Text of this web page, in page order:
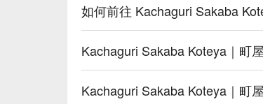
如何前往 Kachaguri Sakaba
Kachaguri Sakaba Koteya｜町
Kachaguri Sakaba Koteya｜町